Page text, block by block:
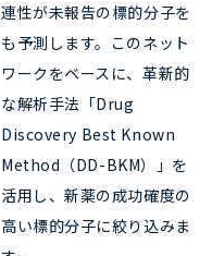
連性が未報告の標的分子を
も予測します。このネット
ワークをベースに、革新的
な解析手法「Drug
Discovery Best Known
Method（DD-BKM）」を
活用し、新薬の成功確度の
高い標的分子に絞り込みま